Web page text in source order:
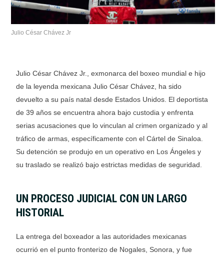
Julio César Chávez Jr
Julio César Chávez Jr., exmonarca del boxeo mundial e hijo
de la leyenda mexicana Julio César Chávez, ha sido
devuelto a su país natal desde Estados Unidos. El deportista
de 39 años se encuentra ahora bajo custodia y enfrenta
serias acusaciones que lo vinculan al crimen organizado y al
tráfico de armas, específicamente con el Cártel de Sinaloa.
Su detención se produjo en un operativo en Los Ángeles y
su traslado se realizó bajo estrictas medidas de seguridad.
UN PROCESO JUDICIAL CON UN LARGO
HISTORIAL
La entrega del boxeador a las autoridades mexicanas
ocurrió en el punto fronterizo de Nogales, Sonora, y fue